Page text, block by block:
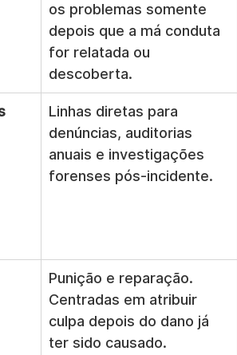
os problemas somente
depois que a má conduta
for relatada ou
descoberta.
Linhas diretas para
denúncias, auditorias
anuais e investigações
forenses pós-incidente.
Punição e reparação.
Centradas em atribuir
culpa depois do dano já
ter sido causado.